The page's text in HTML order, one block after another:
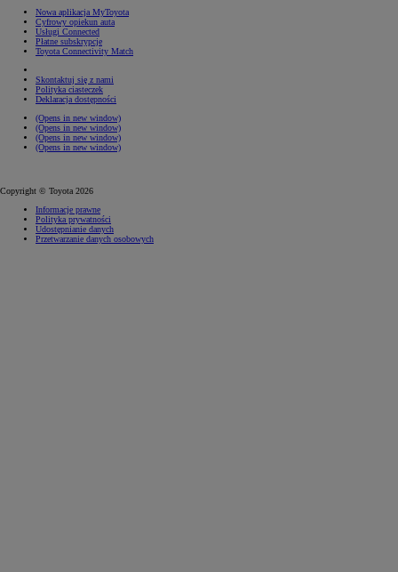
Nowa aplikacja MyToyota
Cyfrowy opiekun auta
Usługi Connected
Płatne subskrypcje
Toyota Connectivity Match
Skontaktuj się z nami
Polityka ciasteczek
Deklaracja dostępności
(Opens in new window)
(Opens in new window)
(Opens in new window)
(Opens in new window)
Copyright © Toyota 2026
Informacje prawne
Polityka prywatności
Udostępnianie danych
Przetwarzanie danych osobowych